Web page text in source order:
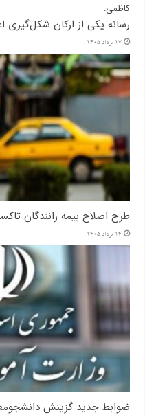
کاظمی:
رسانه یکی از ارکان شکل‌گیری
17 مرداد 1405
طرح اصلاح بیمه رانندگان
14 مرداد 1405
ضوابط جدید گزینش